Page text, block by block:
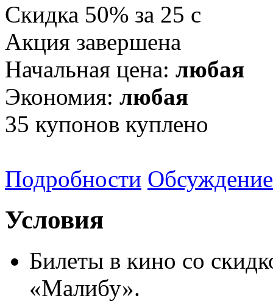
Скидка 50% за 25 c
Акция завершена
Начальная цена: любая
Экономия: любая
35 купонов куплено
Подробности Обсуждение
Условия
Билеты в кино со
«Малибу».